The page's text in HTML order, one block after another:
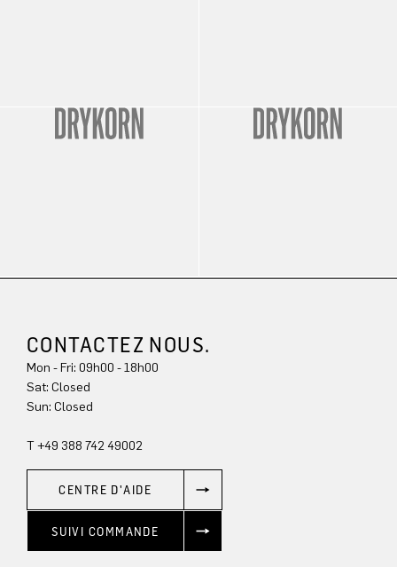
CONTACTEZ NOUS.
Mon - Fri: 09h00 - 18h00
Sun: Closed
T +49 388 742 49002
CENTRE D'AIDE
SUIVI COMMANDE